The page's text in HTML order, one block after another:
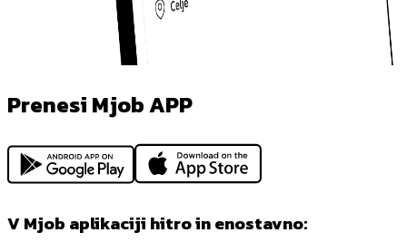
Prenesi Mjob APP
V Mjob aplikaciji hitro in enostavno: